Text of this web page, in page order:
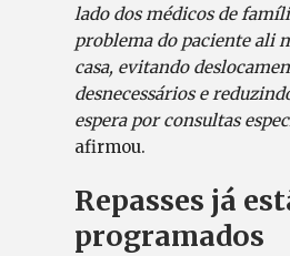
lado dos médicos de
problema do paciente ali
casa, evitando
desnecessários e
espera por consultas
afirmou.
Repasses já
programados